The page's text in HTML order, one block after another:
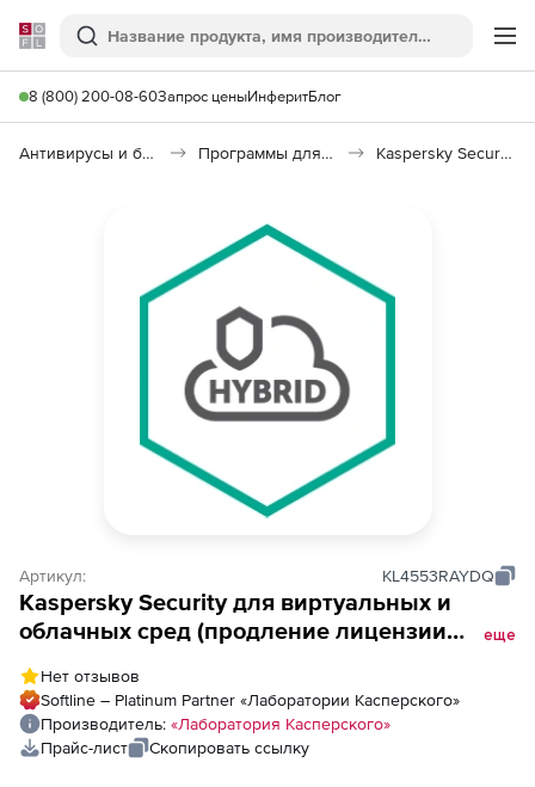
Softline
Поиск
8 (800) 200-08-60Запрос ценыИнферитБлог
Антивирусы и безопасность Программы для защиты информации Kaspersky Security для виртуальных и облачных сред
Артикул: KL4553RAYDQ
Kaspersky Security для виртуальных и
облачных сред (продление лицензии
учреждений), Электронная лицензия на 2
года по количеству CPU
еще
Нет отзывов
Softline – Platinum Partner «Лаборатории Касперского»
Производитель: «Лаборатория Касперского»
Прайс-лист
Скопировать ссылку